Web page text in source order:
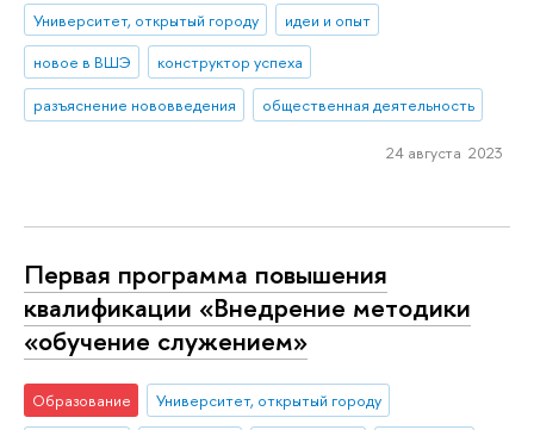
Университет, открытый городу
идеи и опыт
новое в ВШЭ
конструктор успеха
разъяснение нововведения
общественная деятельность
24 августа 2023
Первая программа повышения
квалификации «Внедрение методики
«обучение служением»
Образование
Университет, открытый городу